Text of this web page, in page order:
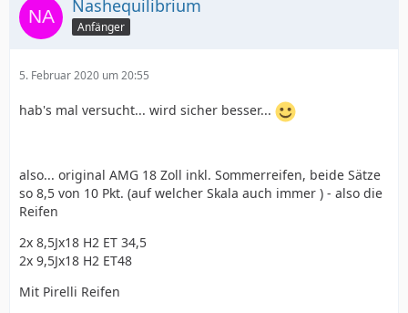
Schaut gut genug aus!
AMG Schlappenträger für die Mischbereifung loskriege
und gegen 19 Zöller tauschen kann, welche mit max
An Alle - wer Interesse hat
Nashequilibrium
Anfänger
5. Februar 2020 um 20:55
hab's mal versucht... wird sicher besser...
also... original AMG 18 Zoll inkl. Sommerreifen, beide Sätze
so 8,5 von 10 Pkt. (auf welcher Skala auch immer ) - also die
Reifen
2x 8,5Jx18 H2 ET 34,5
2x 9,5Jx18 H2 ET48
Mit Pirelli Reifen